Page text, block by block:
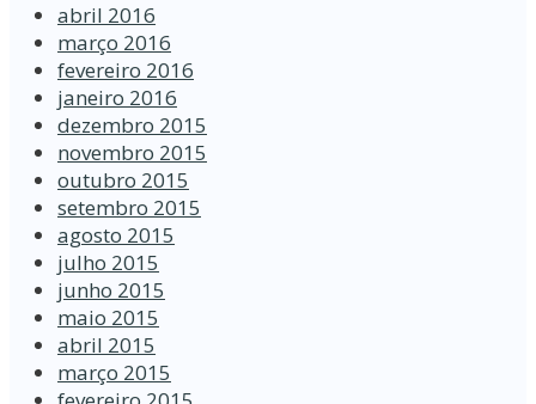
abril 2016
março 2016
fevereiro 2016
janeiro 2016
dezembro 2015
novembro 2015
outubro 2015
setembro 2015
agosto 2015
julho 2015
junho 2015
maio 2015
abril 2015
março 2015